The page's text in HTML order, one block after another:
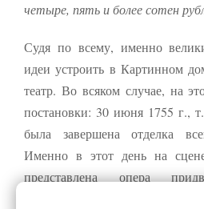
четыре, пять и более сотен
Судя по всему, именно
идеи устроить в Картинном
театр. Во всяком случае, на
постановки: 30 июня 1755 г.,
была завершена отделка
Именно в этот день на
представлена опера